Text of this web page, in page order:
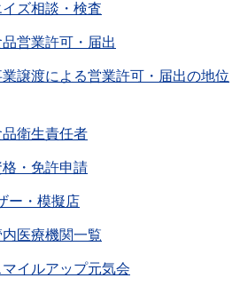
イズ相談・検査
営業許可・届出
業譲渡による営業許可・届出の地位
品衛生責任者
格・免許申請
ー・模擬店
内医療機関一覧
マイルアップ元気会